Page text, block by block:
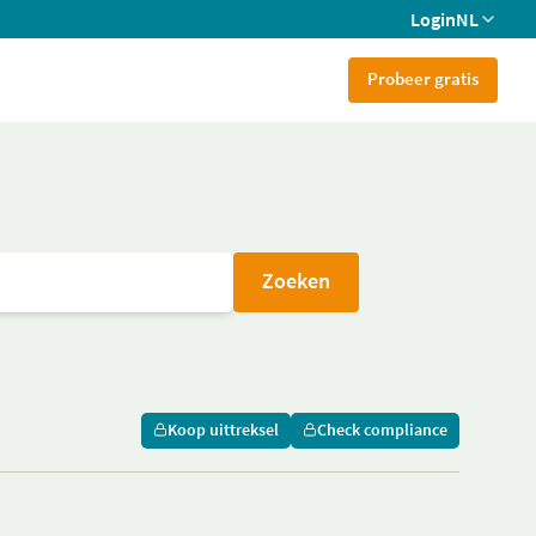
LoginNL
Probeer gratis
Zoeken
Koop uittreksel Check compliance